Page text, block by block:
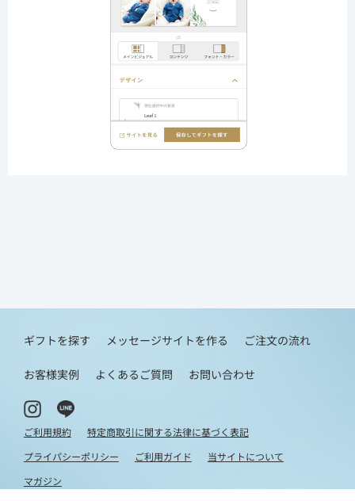
ギフトを探す メッセージサイトを作る ご注文の流れ
お客様実例 よくあるご質問 お問い合わせ
ご利用規約
特定商取引に関する法律に基づく表記
プライパシーポリシー
ご利用ガイド
当サイトについて
マガジン